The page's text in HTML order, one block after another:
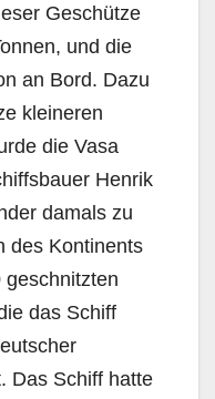
Geschütze
und die
an Bord. Dazu
kleineren
die Vasa
Henrik
damals zu
des Kontinents
geschnitzten
das Schiff
Das Schiff hatte